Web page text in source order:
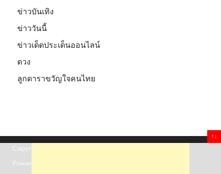
ข่าวบันเทิง
ข่าววันนี้
ข่าวเด็ดประเด็นออนไลน์
ดวง
ลูกดาราขวัญใจคนไทย
Copyright © 2026
Powered by
↑↓